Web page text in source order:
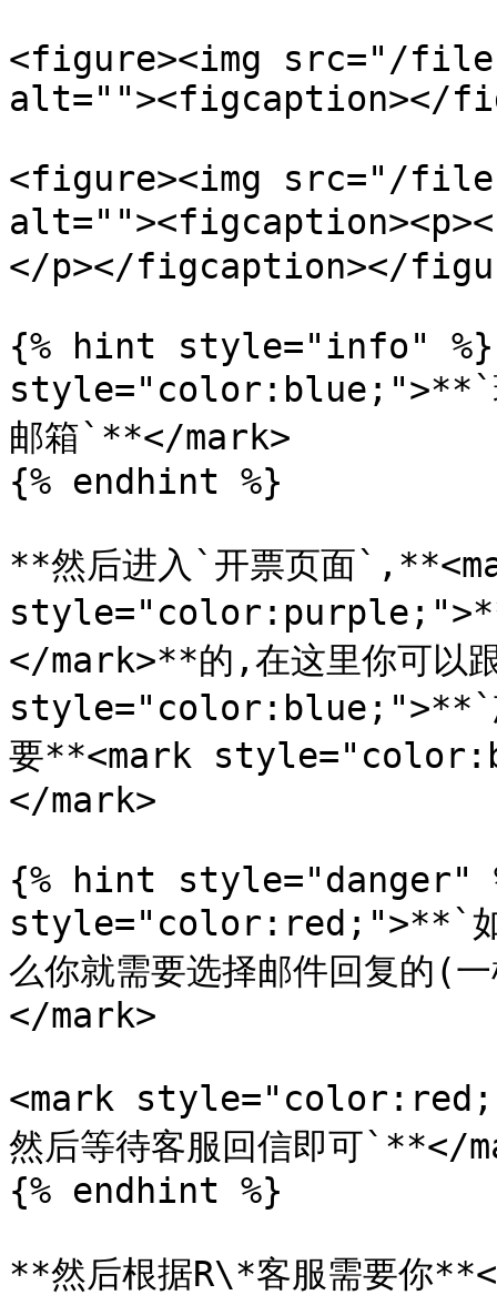
<figure><img src="/files/
alt=""><figcaption></
<figure><img src="/files/
</p></figcaption></
{% hint style="info" %}
style="color:blue;">**`理
邮箱`**</mark>
{% endhint %}
**然后进入`开票页面
style="color:purple;">**`
</mark>**的,在这里你可以
style="color:blue;">**`
要**<mark
</mark>
{% hint style="danger"
style="color:red;">**`如果
么你就需要选择邮件回复的(
</mark>
<mark
然后等待客服回信即可`**</
{% endhint %}
**然后根据R\*客服需要